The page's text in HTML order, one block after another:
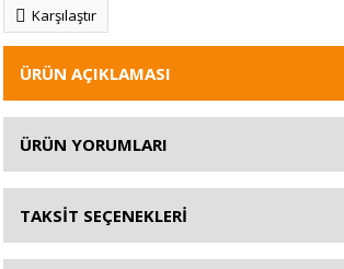
Karşılaştır
ÜRÜN AÇIKLAMASI
ÜRÜN YORUMLARI
TAKSİT SEÇENEKLERİ